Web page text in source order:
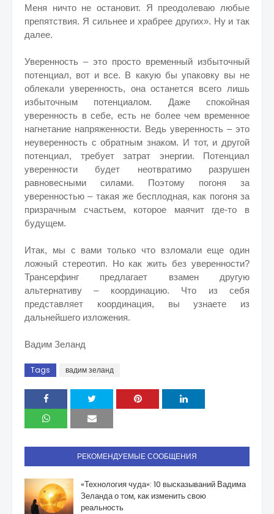
Меня ничто не остановит. Я преодолеваю любые
препятствия. Я сильнее и храбрее других». Ну и так
далее.
Уверенность – это просто временный избыточный
потенциал, вот и все. В какую бы упаковку вы не
облекали уверенность, она останется всего лишь
избыточным потенциалом. Даже спокойная
уверенность в себе, есть не более чем временное
нагнетание напряженности. Ведь уверенность – это
неуверенность с обратным знаком. И тот, и другой
потенциал, требует затрат энергии. Потенциал
уверенности будет неотвратимо разрушен
равновесными силами. Поэтому погоня за
уверенностью – такая же бесплодная, как погоня за
призрачным счастьем, которое маячит где-то в
будущем.
Итак, мы с вами только что взломали еще один
ложный стереотип. Но как жить без уверенности?
Трансерфинг предлагает взамен другую
альтернативу – координацию. Что из себя
представляет координация, вы узнаете из
дальнейшего изложения.
Вадим Зеланд
Tags вадим зеланд
РЕКОМЕНДУЕМЫЕ СООБЩЕНИЯ
«Технология чуда»: 10 высказываний Вадима
Зеланда о том, как изменить свою
реальность